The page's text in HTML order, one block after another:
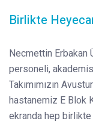
Birlikte
Necmettin Erbakan
personeli,
Takımımızın
hastanemiz E Blok
ekranda hep